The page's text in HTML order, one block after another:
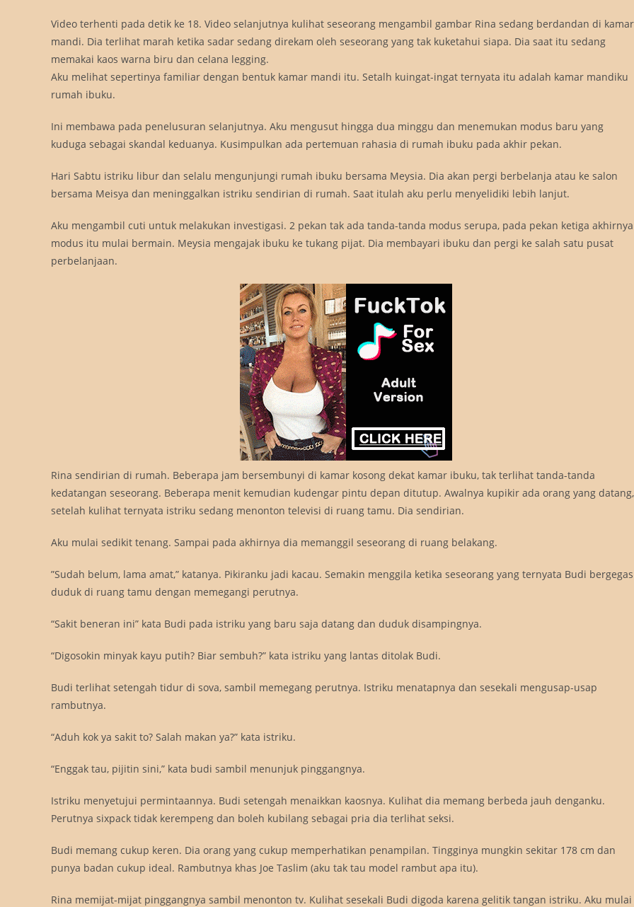
Video terhenti pada detik ke 18. Video selanjutnya kulihat seseorang mengambil gambar Rina sedang berdandan di kamar
mandi. Dia terlihat marah ketika sadar sedang direkam oleh seseorang yang tak kuketahui siapa. Dia saat itu sedang
memakai kaos warna biru dan celana legging.
Aku melihat sepertinya familiar dengan bentuk kamar mandi itu. Setalh kuingat-ingat ternyata itu adalah kamar mandiku
rumah ibuku.
Ini membawa pada penelusuran selanjutnya. Aku mengusut hingga dua minggu dan menemukan modus baru yang
kuduga sebagai skandal keduanya. Kusimpulkan ada pertemuan rahasia di rumah ibuku pada akhir pekan.
Hari Sabtu istriku libur dan selalu mengunjungi rumah ibuku bersama Meysia. Dia akan pergi berbelanja atau ke salon
bersama Meisya dan meninggalkan istriku sendirian di rumah. Saat itulah aku perlu menyelidiki lebih lanjut.
Aku mengambil cuti untuk melakukan investigasi. 2 pekan tak ada tanda-tanda modus serupa, pada pekan ketiga akhirnya
modus itu mulai bermain. Meysia mengajak ibuku ke tukang pijat. Dia membayari ibuku dan pergi ke salah satu pusat
perbelanjaan.
Rina sendirian di rumah. Beberapa jam bersembunyi di kamar kosong dekat kamar ibuku, tak terlihat tanda-tanda
kedatangan seseorang. Beberapa menit kemudian kudengar pintu depan ditutup. Awalnya kupikir ada orang yang datang,
setelah kulihat ternyata istriku sedang menonton televisi di ruang tamu. Dia sendirian.
Aku mulai sedikit tenang. Sampai pada akhirnya dia memanggil seseorang di ruang belakang.
”Sudah belum, lama amat,” katanya. Pikiranku jadi kacau. Semakin menggila ketika seseorang yang ternyata Budi bergegas
duduk di ruang tamu dengan memegangi perutnya.
“Sakit beneran ini” kata Budi pada istriku yang baru saja datang dan duduk disampingnya.
“Digosokin minyak kayu putih? Biar sembuh?” kata istriku yang lantas ditolak Budi.
Budi terlihat setengah tidur di sova, sambil memegang perutnya. Istriku menatapnya dan sesekali mengusap-usap
rambutnya.
“Aduh kok ya sakit to? Salah makan ya?” kata istriku.
“Enggak tau, pijitin sini,” kata budi sambil menunjuk pinggangnya.
Istriku menyetujui permintaannya. Budi setengah menaikkan kaosnya. Kulihat dia memang berbeda jauh denganku.
Perutnya sixpack tidak kerempeng dan boleh kubilang sebagai pria dia terlihat seksi.
Budi memang cukup keren. Dia orang yang cukup memperhatikan penampilan. Tingginya mungkin sekitar 178 cm dan
punya badan cukup ideal. Rambutnya khas Joe Taslim (aku tak tau model rambut apa itu).
Rina memijat-mijat pinggangnya sambil menonton tv. Kulihat sesekali Budi digoda karena gelitik tangan istriku. Aku mulai